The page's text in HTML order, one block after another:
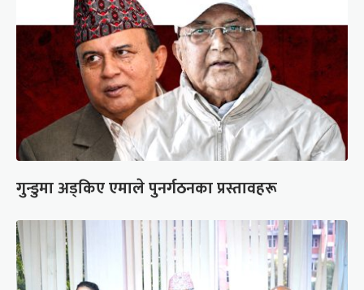
गुन्डुमा अड्किए एमाले पुनर्गठनका प्रस्तावहरू